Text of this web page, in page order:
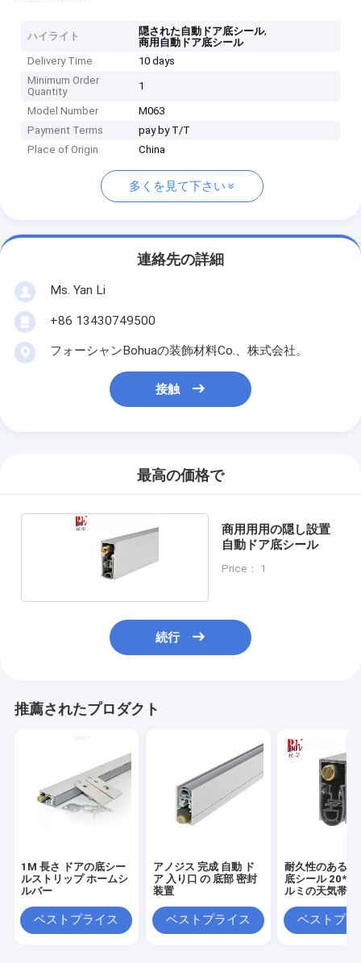
ハイライト 隠された自動ドア底シール,
商用自動ドア底シール
Delivery Time
10 days
Minimum Order
Quantity
1
Model Number
M063
Payment Terms
pay by T/T
Place of Origin
China
多くを見て下さい
連絡先の詳細
Ms. Yan Li
+86 13430749500
フォーシャンBohuaの装飾材料Co.、株式会社。
接触
最高の価格で
商用用用の隠し設置
自動ドア底シール
Price： 1
続行
推薦されたプロダクト
1M 長さ ドアの底シー
ルストリップ ホームシ
ルバー
ベストプライス
アノジス 完成 自動 ド
ア 入り口 の 底部 密封
装置
ベストプライス
耐久性のある自
底シール
ルミの天気帯
ベストプラ